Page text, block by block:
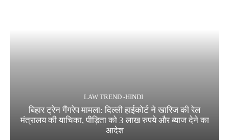
LAW TREND -HINDI
बिहार ट्रेन गैंगरेप मामला: दिल्ली हाईकोर्ट ने खारिज की रेल
मंत्रालय की याचिका, पीड़िता को 3 लाख रुपये और ब्याज देने का
आदेश